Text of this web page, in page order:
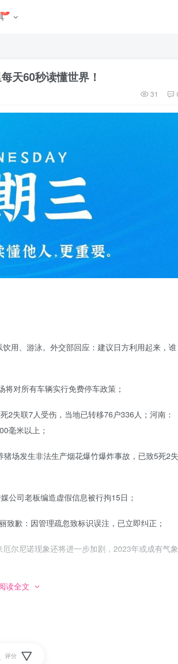
火
天60秒读懂世界！
31
用、游泳。外交部回应：建议日方利用起来，谁
对所有车辆实行免费停车政策；
2失联7人受伤，当地已转移76户336人；河南：
毫米以上；
场发生非法生产烟花爆竹爆炸事故，已致5死2失
公司老板编造虚假信息被行拘15日；
歉：因管理疏忽致标识误注，已立即纠正；
尔尼诺现象还将进一步加剧，2023年或成有气象
述：共两次颠簸，有空姐和乘客被甩到顶面。业
"，完成亡夫"参拜李登辉坟墓遗愿"，还将于19日
读全文
评分